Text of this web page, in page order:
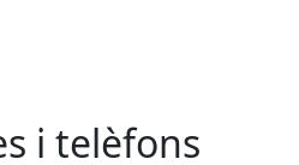
i telèfons